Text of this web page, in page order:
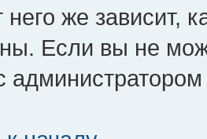
него же зависит,
Если вы не